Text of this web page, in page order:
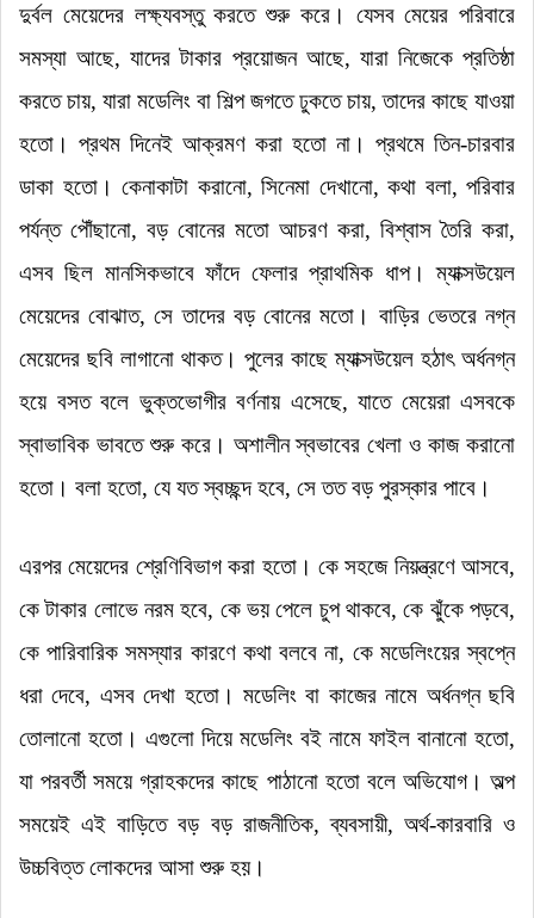
দুর্বল মেয়েদের লক্ষ্যবস্তু করতে শুরু করে। যেসব মেয়ের পরিবারে
সমস্যা আছে, যাদের টাকার প্রয়োজন আছে, যারা নিজেকে প্রতিষ্ঠা
করতে চায়, যারা মডেলিং বা শিল্প জগতে ঢুকতে চায়, তাদের কাছে যাওয়া
হতো । প্রথম দিনেই আক্রমণ করা হতো না । প্রথমে তিন-চারবার
ডাকা হতো। কেনাকাটা করানো, সিনেমা দেখানো, কথা বলা, পরিবার
পর্যন্ত পৌঁছানো, বড় বোনের মতো আচরণ করা, বিশ্বাস তৈরি করা,
এসব ছিল মানসিকভাবে ফাঁদে ফেলার প্রাথমিক ধাপ।ম্যাক্সউয়েল
মেয়েদের বোঝাত, সে তাদের বড় বোনের মতো । বাড়ির ভেতরে নগ্ন
মেয়েদের ছবি লাগানো থাকত। পুলের কাছে ম্যাক্সউয়েল হঠাৎ অর্ধনগ্ন
হয়ে বসত বলে ভুক্তভোগীর বর্ণনায় এসেছে, যাতে মেয়েরা এসবকে
স্বাভাবিক ভাবতে শুরু করে। অশালীন স্বভাবের খেলা ও কাজ করানো
হতো । বলা হতো, যে যত স্বচ্ছন্দ হবে, সে তত বড় পুরস্কার পাবে ।
এরপর মেয়েদের শ্রেণিবিভাগ করা হতো। কে সহজে নিয়ন্ত্রণে আসবে,
কে টাকার লোভে নরম হবে, কে ভয় পেলে চুপ থাকবে, কে ঝুঁকে পড়বে,
কে পারিবারিক সমস্যার কারণে কথা বলবে না, কে মডেলিংয়ের স্বপ্নে
ধরা দেবে, এসব দেখা হতো।মডেলিং বা কাজের নামে অর্ধনগ্ন ছবি
তোলানো হতো । এগুলো দিয়ে মডেলিং বই নামে ফাইল বানানো হতো,
যা পরবর্তী সময়ে গ্রাহকদের কাছে পাঠানো হতো বলে অভিযোগ।অল্প
সময়েই এই বাড়িতে বড় বড় রাজনীতিক, ব্যবসায়ী, অর্থ-কারবারি ও
উচ্চবিত্ত লোকদের আসা শুরু হয়।